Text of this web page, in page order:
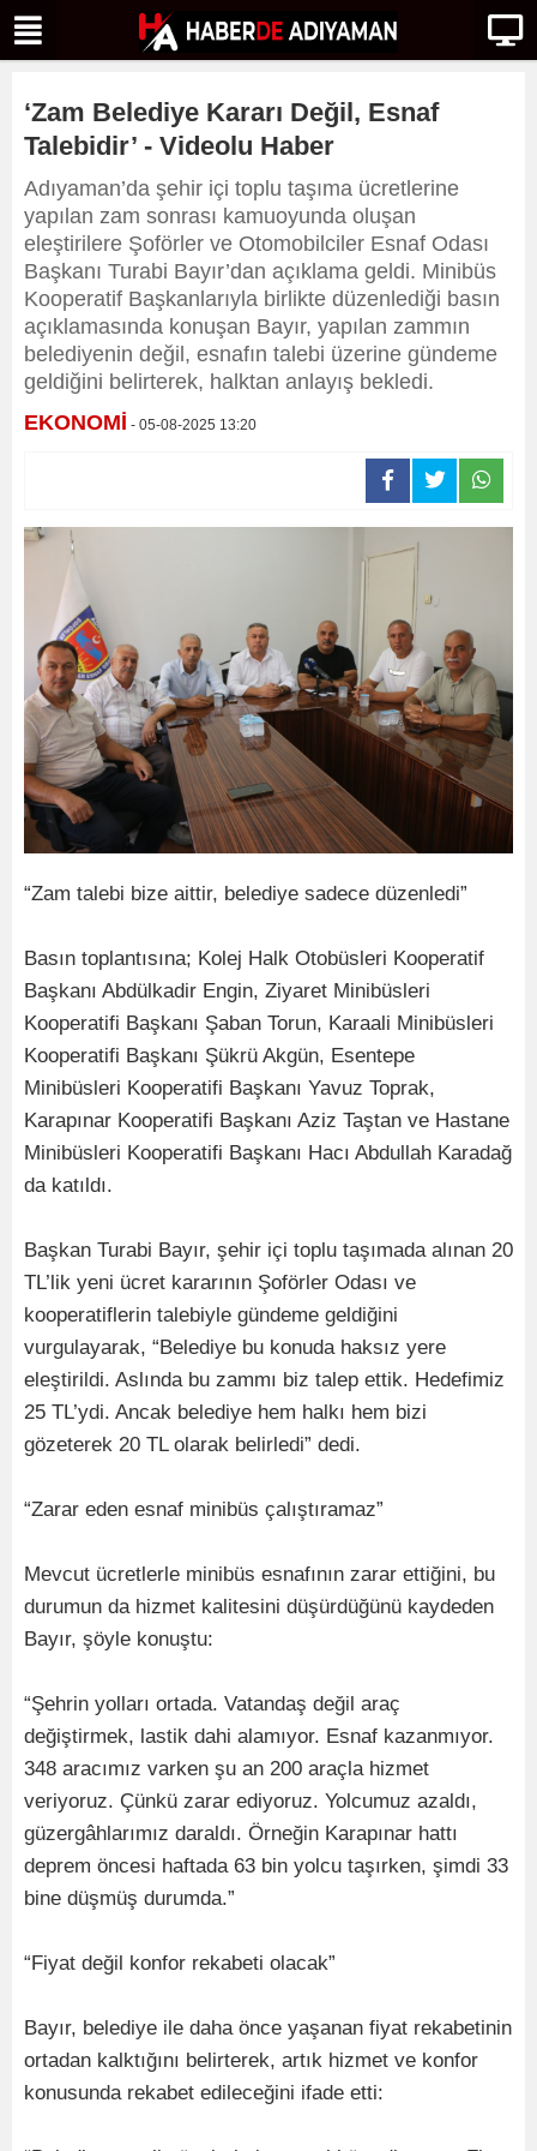
‘Zam Belediye Kararı Değil, Esnaf
Talebidir’ - Videolu Haber
Adıyaman’da şehir içi toplu taşıma ücretlerine
yapılan zam sonrası kamuoyunda oluşan
eleştirilere Şoförler ve Otomobilciler Esnaf Odası
Başkanı Turabi Bayır’dan açıklama geldi. Minibüs
Kooperatif Başkanlarıyla birlikte düzenlediği basın
açıklamasında konuşan Bayır, yapılan zammın
belediyenin değil, esnafın talebi üzerine gündeme
geldiğini belirterek, halktan anlayış bekledi.
EKONOMİ - 05-08-2025 13:20
“Zam talebi bize aittir, belediye sadece düzenledi”
Basın toplantısına; Kolej Halk Otobüsleri Kooperatif
Başkanı Abdülkadir Engin, Ziyaret Minibüsleri
Kooperatifi Başkanı Şaban Torun, Karaali Minibüsleri
Kooperatifi Başkanı Şükrü Akgün, Esentepe
Minibüsleri Kooperatifi Başkanı Yavuz Toprak,
Karapınar Kooperatifi Başkanı Aziz Taştan ve Hastane
Minibüsleri Kooperatifi Başkanı Hacı Abdullah Karadağ
da katıldı.
Başkan Turabi Bayır, şehir içi toplu taşımada alınan 20
TL’lik yeni ücret kararının Şoförler Odası ve
kooperatiflerin talebiyle gündeme geldiğini
vurgulayarak, “Belediye bu konuda haksız yere
eleştirildi. Aslında bu zammı biz talep ettik. Hedefimiz
25 TL’ydi. Ancak belediye hem halkı hem bizi
gözeterek 20 TL olarak belirledi” dedi.
“Zarar eden esnaf minibüs çalıştıramaz”
Mevcut ücretlerle minibüs esnafının zarar ettiğini, bu
durumun da hizmet kalitesini düşürdüğünü kaydeden
Bayır, şöyle konuştu:
“Şehrin yolları ortada. Vatandaş değil araç
değiştirmek, lastik dahi alamıyor. Esnaf kazanmıyor.
348 aracımız varken şu an 200 araçla hizmet
veriyoruz. Çünkü zarar ediyoruz. Yolcumuz azaldı,
güzergâhlarımız daraldı. Örneğin Karapınar hattı
deprem öncesi haftada 63 bin yolcu taşırken, şimdi 33
bine düşmüş durumda.”
“Fiyat değil konfor rekabeti olacak”
Bayır, belediye ile daha önce yaşanan fiyat rekabetinin
ortadan kalktığını belirterek, artık hizmet ve konfor
konusunda rekabet edileceğini ifade etti: